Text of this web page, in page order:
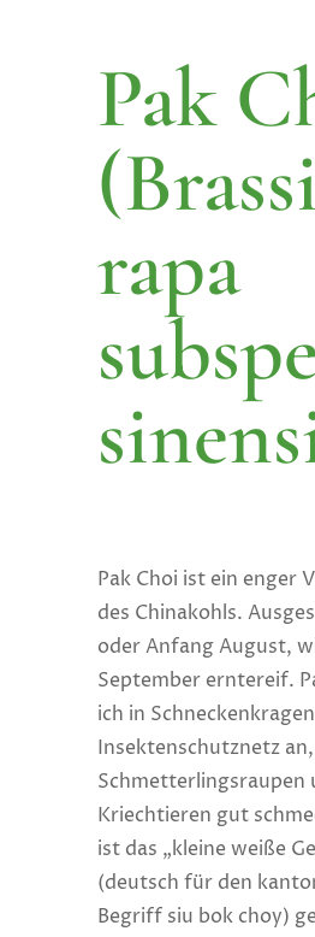
Pak
rapa
Pak Choi ist ein enger
des Chinakohls.
oder Anfang August,
September erntereif.
ich in
Insektenschutznetz
Schmetterlingsraupen
Kriechtieren gut
ist das „kleine weiße
(deutsch für den
Begriff siu bok choy)